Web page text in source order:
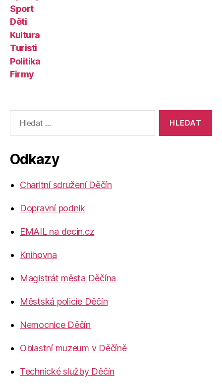
Sport
Děti
Kultura
Turisti
Politika
Firmy
vyhledávání:
Odkazy
Charitní sdružení Děčín
Dopravní podnik
EMAIL na decin.cz
Knihovna
Magistrát města Děčína
Městská policie Děčín
Nemocnice Děčín
Oblastní muzeum v Děčíně
Technické služby Děčín